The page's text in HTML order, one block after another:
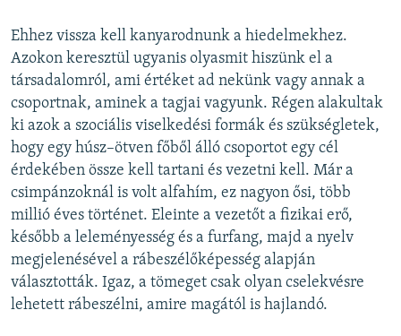
Ehhez vissza kell kanyarodnunk a hiedelmekhez.
Azokon keresztül ugyanis olyasmit hiszünk el a
társadalomról, ami értéket ad nekünk vagy annak a
csoportnak, aminek a tagjai vagyunk. Régen alakultak
ki azok a szociális viselkedési formák és szükségletek,
hogy egy húsz–ötven főből álló csoportot egy cél
érdekében össze kell tartani és vezetni kell. Már a
csimpánzoknál is volt alfahím, ez nagyon ősi, több
millió éves történet. Eleinte a vezetőt a fizikai erő,
később a leleményesség és a furfang, majd a nyelv
megjelenésével a rábeszélőképesség alapján
választották. Igaz, a tömeget csak olyan cselekvésre
lehetett rábeszélni, amire magától is hajlandó.